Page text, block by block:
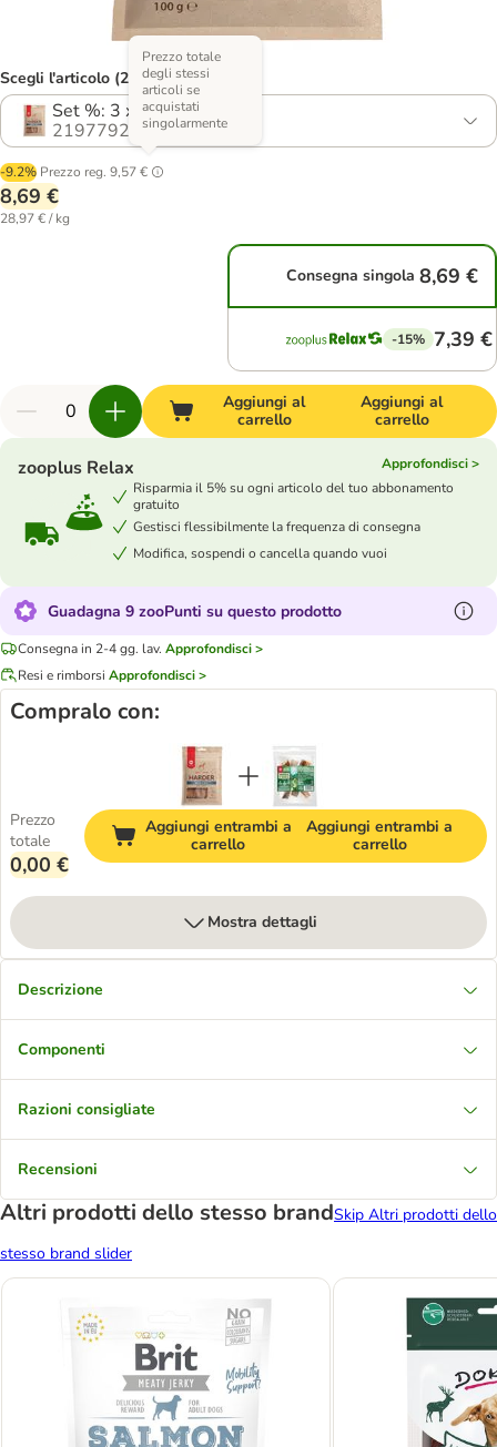
Scegli l'articolo (2 varianti)
Set %: 3 x 100 g
2197792.0
-9.2% Prezzo reg. 9,57 €
Prezzo totale
degli stessi
articoli se
acquistati
singolarmente
8,69 €
28,97 € / kg
Consegna singola 8,69 €
-15% 7,39 €
Aggiungi al
carrello
Aggiungi al
carrello
zooplus Relax
Approfondisci >
Risparmia il 5% su ogni articolo del tuo abbonamento
gratuito
Gestisci flessibilmente la frequenza di consegna
Modifica, sospendi o cancella quando vuoi
Guadagna 9 zooPunti su questo prodotto
Consegna in 2-4 gg. lav. Approfondisci >
Resi e rimborsi Approfondisci >
Compralo con:
Prezzo
totale
0,00 €
Aggiungi entrambi a
carrello
Aggiungi entrambi a
carrello
Mostra dettagli
Descrizione
Componenti
Razioni consigliate
Recensioni
Altri prodotti dello stesso brandSkip Altri prodotti dello
stesso brand slider